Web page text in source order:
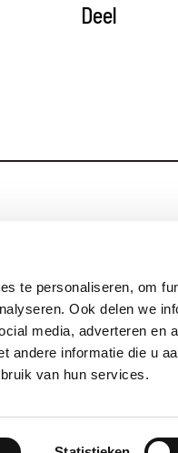
te personaliseren, om
Ook delen we
media, adverteren en
andere informatie die u
van hun services.
Deel